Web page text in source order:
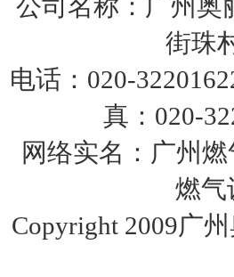
公司名称：广州奥
街珠
电话：020-
真：020-
网络实名：广州
燃气
Copyright 2009广